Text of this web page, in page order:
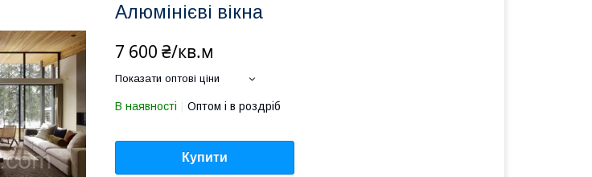
Алюмінієві вікна
7 600 ₴/кв.м
Показати оптові ціни
В наявності Оптом і в роздріб
Купити